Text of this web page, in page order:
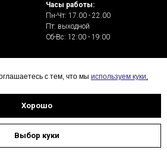
с тем, что мы используем куки.
Хорошо
Выбор куки
Часы работы:
Пн-Чт: 17.00 - 22.00
Пт: выходной
Сб-Вс: 12:00 - 19:00